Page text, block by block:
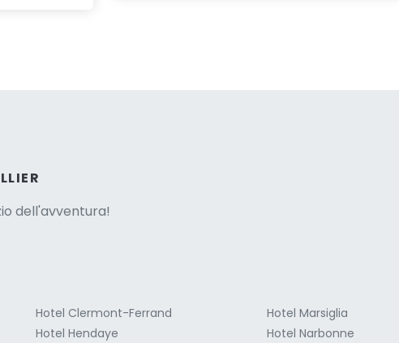
dell'avventura!
italiana
Hotel Clermont-Ferrand
Hotel Hendaye
Hotel Marsiglia
Hotel Narbonne